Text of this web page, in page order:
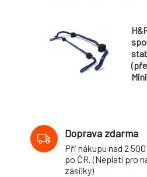
Doprava zdarma
Při nákupu nad 2
po ČR. (Neplatí pro
zásilky)